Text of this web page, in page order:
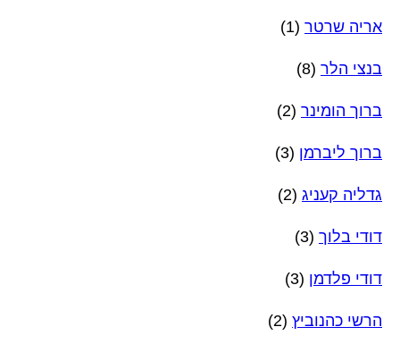
אריה שרטר (1)
בנצי הלר (8)
ברוך הומינר (2)
ברוך ליברמן (3)
גדליה קעניג (2)
דודי בלוך (3)
דודי פלדמן (3)
הרשי כהנוביץ (2)